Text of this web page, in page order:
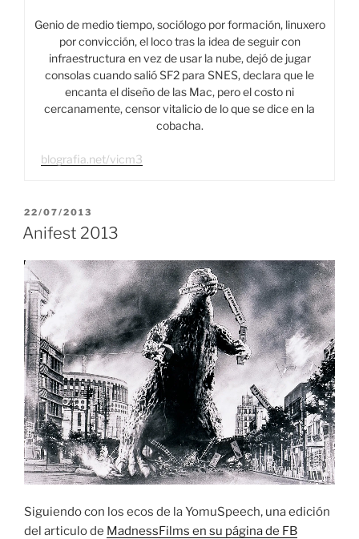
Genio de medio tiempo, sociólogo por formación, linuxero
por convicción, el loco tras la idea de seguir con
infraestructura en vez de usar la nube, dejó de jugar
consolas cuando salió SF2 para SNES, declara que le
encanta el diseño de las Mac, pero el costo ni
cercanamente, censor vitalicio de lo que se dice en la
cobacha.
blografia.net/vicm3
PUBLICADO
EL
22/07/2013
Anifest 2013
Siguiendo con los ecos de la YomuSpeech, una edición
del articulo de MadnessFilms en su página de FB